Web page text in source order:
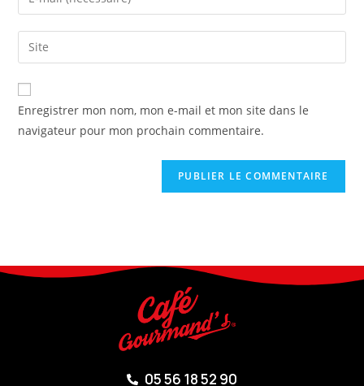
Enregistrer mon nom, mon e-mail et mon site dans le
navigateur pour mon prochain commentaire.
05 56 18 52 90